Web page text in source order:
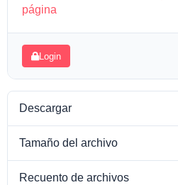
página
Login
Descargar
Tamaño del archivo
Recuento de archivos